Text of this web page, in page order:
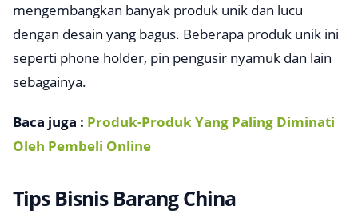
mengembangkan banyak produk unik dan lucu
dengan desain yang bagus. Beberapa produk unik ini
seperti phone holder, pin pengusir nyamuk dan lain
sebagainya.
Baca juga : Produk-Produk Yang Paling Diminati
Oleh Pembeli Online
Tips Bisnis Barang China